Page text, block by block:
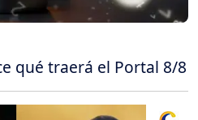
qué traerá el Portal 8/8